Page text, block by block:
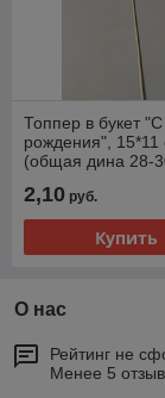
Топпер в букет
рождения", 15*11
(общая дина 28-
2,10 руб.
Купить
О нас
Рейтинг не
Менее 5